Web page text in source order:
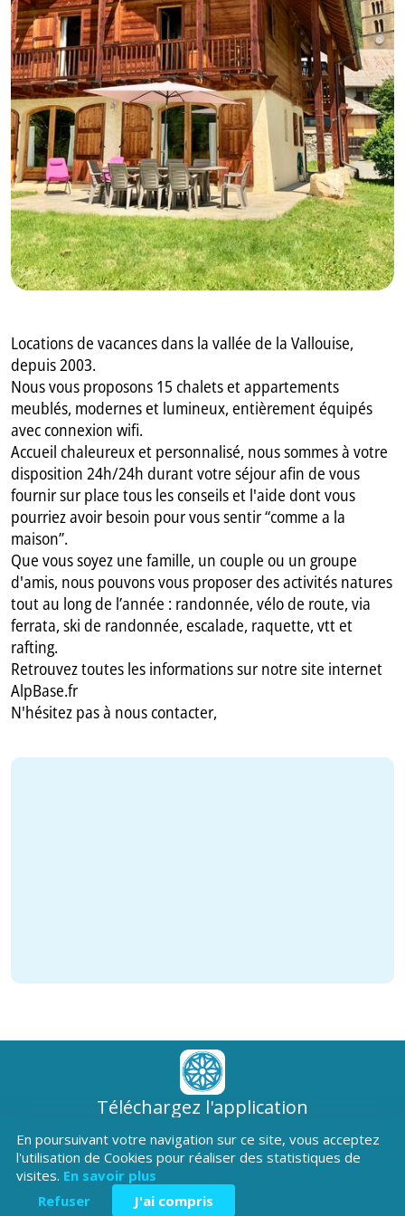
GB
IT
Locations de vacances dans la vallée de la Vallouise,
depuis 2003.
Nous vous proposons 15 chalets et appartements
meublés, modernes et lumineux, entièrement équipés
avec connexion wifi.
Accueil chaleureux et personnalisé, nous sommes à votre
disposition 24h/24h durant votre séjour afin de vous
fournir sur place tous les conseils et l'aide dont vous
pourriez avoir besoin pour vous sentir ‘‘comme a la
maison’’.
Que vous soyez une famille, un couple ou un groupe
d'amis, nous pouvons vous proposer des activités natures
tout au long de l’année : randonnée, vélo de route, via
ferrata, ski de randonnée, escalade, raquette, vtt et
rafting.
Retrouvez toutes les informations sur notre site internet
AlpBase.fr
N'hésitez pas à nous contacter,
Téléchargez l'application
Patrimoine Hautes-Alpes !
En poursuivant votre navigation sur ce site, vous acceptez
l'utilisation de Cookies pour réaliser des statistiques de
visites. En savoir plus
Refuser
J'ai compris